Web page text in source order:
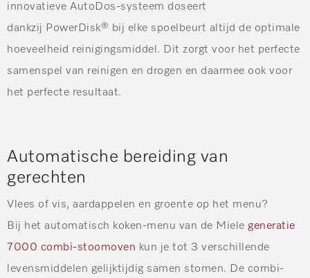
innovatieve AutoDos-systeem doseert
dankzij PowerDisk® bij elke spoelbeurt altijd de optimale
hoeveelheid reinigingsmiddel. Dit zorgt voor het perfecte
samenspel van reinigen en drogen en daarmee ook voor
het perfecte resultaat.
Automatische bereiding van
gerechten
Vlees of vis, aardappelen en groente op het menu?
Bij het automatisch koken-menu van de Miele generatie
7000 combi-stoomoven kun je tot 3 verschillende
levensmiddelen gelijktijdig samen stomen. De combi-